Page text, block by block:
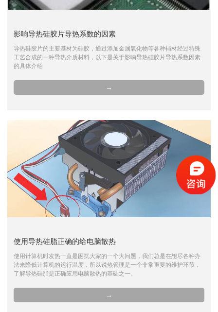
影响导热硅胶片导热系数的因素
导热硅胶片的主要基材为硅胶，通过添加金属氧化物等各种辅材经过特殊
工艺合成的一种导热介质材料，以下是关于影响导热硅胶片导热系数因素
的具体介绍
→
使用导热硅脂正确的给电脑散热
使用计算机时发热一直是困扰大家的一个大问题，我们总是在想尽各种办
法来降低计算机的运行温度，所以说热管理是一个非常重要的维护环节，
了解导热硅脂是正确应用电脑散热的基础之一。
→